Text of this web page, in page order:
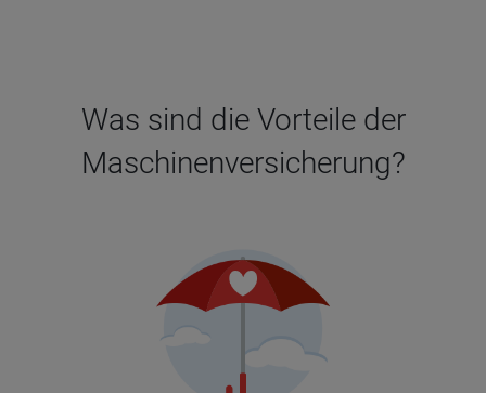
Was sind die Vorteile der
Maschinenversicherung?